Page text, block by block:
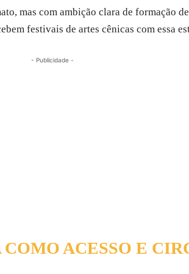
mas com ambição clara de
festivais de artes cênicas com essa
- Publicidade -
ACESSO E